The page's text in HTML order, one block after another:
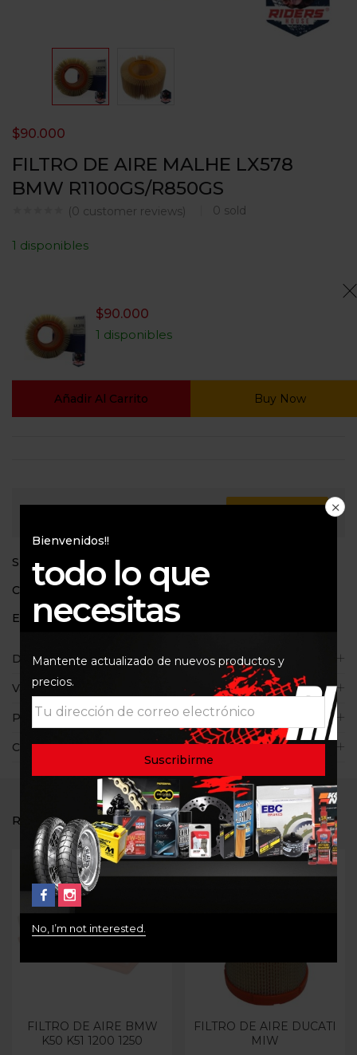
FILTRO DE AIRE MALHE LX578
BMW R1100GS/R850GS
(0 customer reviews) 0 sold
$90.000
1 disponibles
$90.000
1 disponibles
Añadir Al Carrito Buy Now
SKU:
Categorías: BMW , Filtros de aire
Etiquetas: LX578,Malhe,R1100GS
Descripción
Valoraciones (0)
Políticas de la tienda
Consultas
RELATED PRODUCTS
-25%
Out Of Stock
FILTRO DE AIRE BMW
K50 K51 1200 1250
FILTRO DE AIRE DUCATI
MIW
Bienvenidos!!
todo lo que
necesitas
Mantente actualizado de nuevos productos y
precios.
No, I’m not interested.